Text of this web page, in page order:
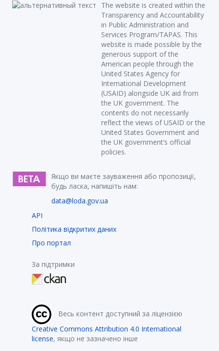
The website is created within the
Transparency and Accountability
in Public Administration and
Services Program/TAPAS. This
website is made possible by the
generous support of the
American people through the
United States Agency for
International Development
(USAID) alongside UK aid from
the UK government. The
contents do not necessarily
reflect the views of USAID or the
United States Government and
the UK government’s official
policies.
Якщо ви маєте зауваження або пропозиції,
будь ласка, напишіть нам:
data@loda.gov.ua
API
Політика відкритих даних
Про портал
За підтримки
Весь контент доступний за ліцензією
Creative Commons Attribution 4.0 International
license, якщо не зазначено інше